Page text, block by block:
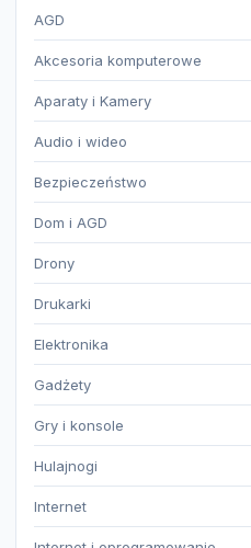
AGD
Akcesoria komputerowe
Aparaty i Kamery
Audio i wideo
Bezpieczeństwo
Dom i AGD
Drony
Drukarki
Elektronika
Gadżety
Gry i konsole
Hulajnogi
Internet